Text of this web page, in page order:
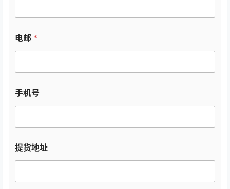
言
备
留
备
注
*
电邮 *
手机号
提货地址